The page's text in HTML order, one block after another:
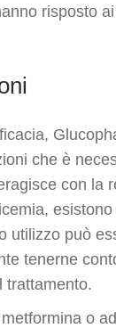
risposto
che è
con la
utilizzo può
tenerne
trattamento.
o